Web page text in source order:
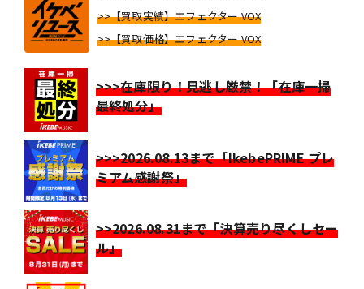
>>【買取実績】エフェクター VOX
>>【買取価格】エフェクター VOX
>>>在庫限り！見逃し厳禁！「在庫一掃
最終処分」
>>>2026.08.13まで「IkebePRIME プレ
ミアム感謝祭」
>>2026.08.31まで「決算売り尽くしセー
ル」